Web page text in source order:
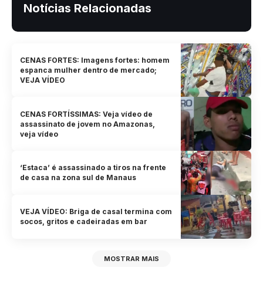
Notícias Relacionadas
CENAS FORTES: Imagens fortes: homem
espanca mulher dentro de mercado;
VEJA VÍDEO
CENAS FORTÍSSIMAS: Veja vídeo de
assassinato de jovem no Amazonas,
veja vídeo
‘Estaca’ é assassinado a tiros na frente
de casa na zona sul de Manaus
VEJA VÍDEO: Briga de casal termina com
socos, gritos e cadeiradas em bar
MOSTRAR MAIS